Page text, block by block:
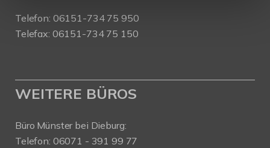
Telefon: 06151-734 75 950
Telefax: 06151-734 75 150
WEITERE BÜROS
Büro Münster bei Dieburg:
Telefon: 06071 - 391 99 77